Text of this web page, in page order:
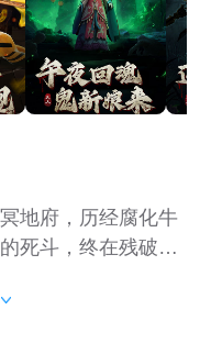
地府，历经腐化牛
死斗，终在残破
仅是表象，三界失